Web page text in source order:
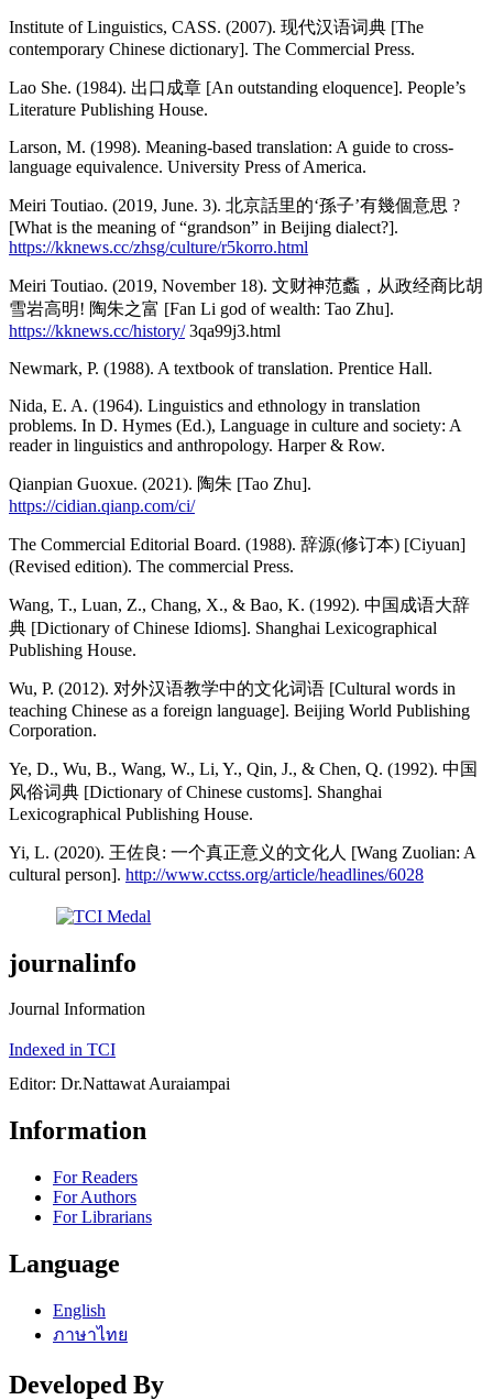
Institute of Linguistics, CASS. (2007). 现代汉语词典 [The
contemporary Chinese dictionary]. The Commercial Press.
Lao She. (1984). 出口成章 [An outstanding eloquence]. People’s
Literature Publishing House.
Larson, M. (1998). Meaning-based translation: A guide to cross-
language equivalence. University Press of America.
Meiri Toutiao. (2019, June. 3). 北京話里的‘孫子’有幾個意思 ?
[What is the meaning of “grandson” in Beijing dialect?].
https://kknews.cc/zhsg/culture/r5korro.html
Meiri Toutiao. (2019, November 18). 文财神范蠡，从政经商比胡
雪岩高明! 陶朱之富 [Fan Li god of wealth: Tao Zhu].
https://kknews.cc/history/3qa99j3.html
Newmark, P. (1988). A textbook of translation. Prentice Hall.
Nida, E. A. (1964). Linguistics and ethnology in translation
problems. In D. Hymes (Ed.), Language in culture and society: A
reader in linguistics and anthropology. Harper & Row.
Qianpian Guoxue. (2021). 陶朱 [Tao Zhu].
https://cidian.qianp.com/ci/
The Commercial Editorial Board. (1988). 辞源(修订本) [Ciyuan]
(Revised edition). The commercial Press.
Wang, T., Luan, Z., Chang, X., & Bao, K. (1992). 中国成语大辞
典 [Dictionary of Chinese Idioms]. Shanghai Lexicographical
Publishing House.
Wu, P. (2012). 对外汉语教学中的文化词语 [Cultural words in
teaching Chinese as a foreign language]. Beijing World Publishing
Corporation.
Ye, D., Wu, B., Wang, W., Li, Y., Qin, J., & Chen, Q. (1992). 中国
风俗词典 [Dictionary of Chinese customs]. Shanghai
Lexicographical Publishing House.
Yi, L. (2020). 王佐良: 一个真正意义的文化人 [Wang Zuolian: A
cultural person]. http://www.cctss.org/article/headlines/6028
journalinfo
Journal Information
Indexed in TCI
Editor: Dr.Nattawat Auraiampai
Information
For Readers
For Authors
For Librarians
Language
English
ภาษาไทย
Developed By